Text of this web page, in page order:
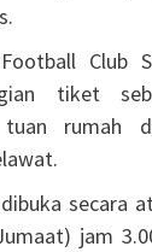
Club
tiket
rumah
secara
jam